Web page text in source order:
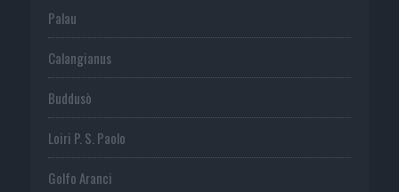
Palau
Calangianus
Buddusò
Loiri P. S. Paolo
Golfo Aranci